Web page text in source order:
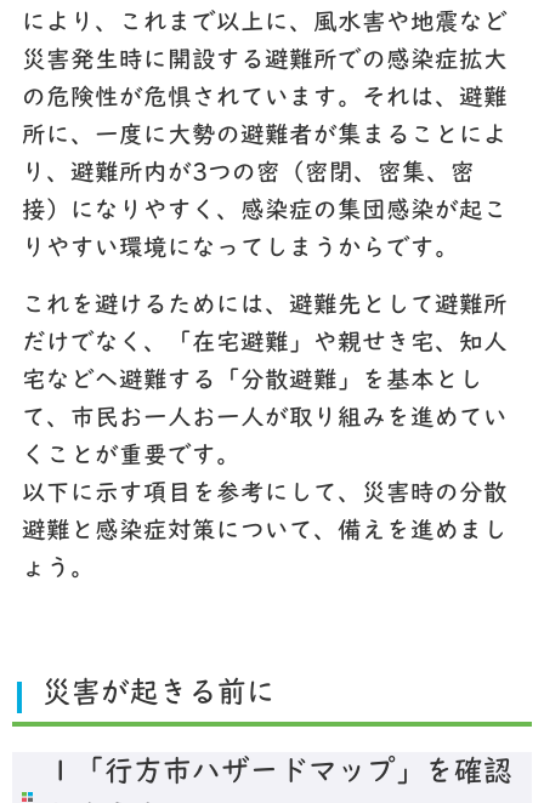
により、これまで以上に、風水害や地震など
災害発生時に開設する避難所での感染症拡大
の危険性が危惧されています。それは、避難
所に、一度に大勢の避難者が集まることによ
り、避難所内が3つの密（密閉、密集、密
接）になりやすく、感染症の集団感染が起こ
りやすい環境になってしまうからです。
これを避けるためには、避難先として避難所
だけでなく、「在宅避難」や親せき宅、知人
宅などへ避難する「分散避難」を基本とし
て、市民お一人お一人が取り組みを進めてい
くことが重要です。
以下に示す項目を参考にして、災害時の分散
避難と感染症対策について、備えを進めまし
ょう。
災害が起きる前に
１「行方市ハザードマップ」を確認